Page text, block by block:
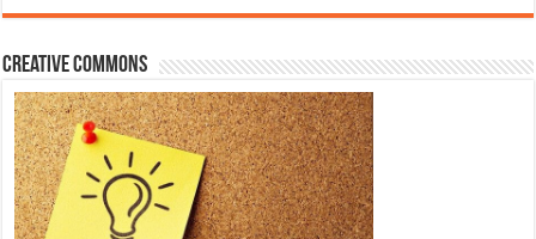
Creative Commons